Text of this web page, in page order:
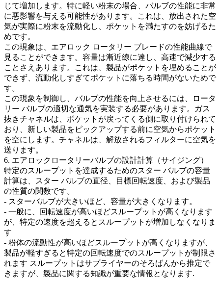
じて増加します。特に軽い粉末の場合、バルブの性能に非常
に悪影響を与える可能性があります。これは、放出された空
気が実際に粉末を流動化し、ポケットを満たすのを妨げるた
めです。
この現象は、エアロック ロータリー ブレードの性能曲線で
見ることができます。容量は漸近線に達し、高速で減少する
ことさえあります。これは、製品がポケットを埋めることが
できず、流動化しすぎてポケットに落ちる時間がないためで
す。
この現象を制御し、バルブの性能を向上させるには、ロータ
リー バルブの適切な通気を実装する必要があります。ガス
抜きチャネルは、ポケットが戻ってくる側に取り付けられて
おり、新しい製品をピックアップする前に空気からポケット
を空にします。チャネルは、解放されるフィルターに空気を
送ります。
6. エアロックロータリーバルブの設計計算（サイジング）
特定のスループットを達成するためのスター バルブの容量
計算は、スター バルブの直径、目標回転速度、および製品
の性質の関数です。
- スターバルブが大きいほど、容量が大きくなります。
- 一般に、回転速度が高いほどスループットが高くなります
が、特定の速度を超えるとスループットが増加しなくなりま
す
- 粉体の流動性が高いほどスループットが高くなりますが、
製品が軽すぎると特定の回転速度でのスループットが制限さ
れます スループットはサプライヤーのそろばんから推定で
きますが、製品に関する知識が重要な情報となります.